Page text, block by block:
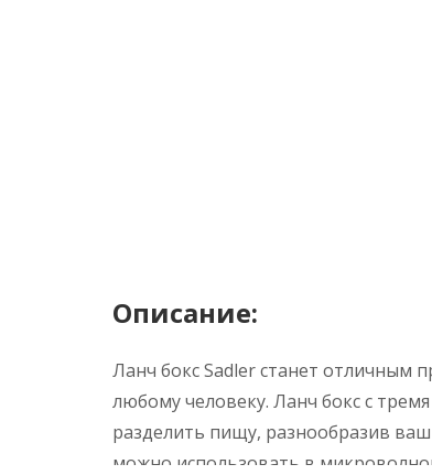
Описание:
Ланч бокс Sadler станет отличным
любому человеку. Ланч бокс с
разделить пищу, разнообразив ваш
можно использовать в